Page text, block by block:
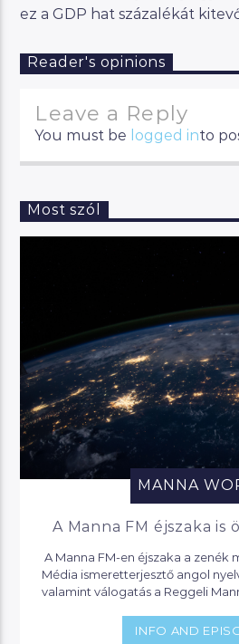
ez a GDP hat százalékát
Reader's opinions
Leave a Reply
You must be logged into
Most szól
MANNA
A Manna FM éjszaka is
A Manna FM-en éjszaka a zenék
Média ismeretterjesztő angol
valamint válogatás a Reggeli
INFO AND